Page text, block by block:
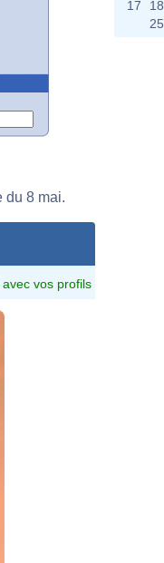
du 8 mai.
vos profils
17
18
25